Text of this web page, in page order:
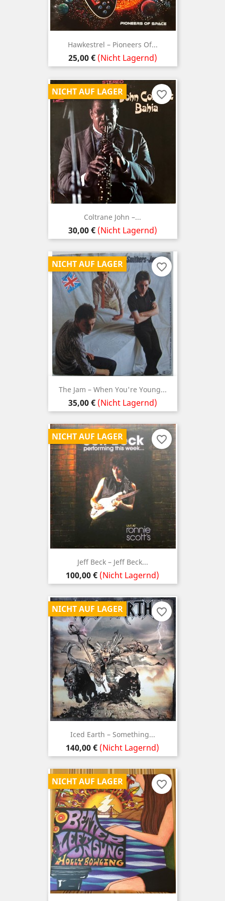
Hawkestrel – Pioneers Of...
Preis
25,00 € (Nicht Lagernd)
Coltrane John ‎–...
Preis
30,00 € (Nicht Lagernd)
NICHT AUF LAGER favorite_border
The Jam – When You're Young...
Preis
35,00 € (Nicht Lagernd)
NICHT AUF LAGER favorite_border
Jeff Beck – Jeff Beck...
Preis
100,00 € (Nicht Lagernd)
NICHT AUF LAGER favorite_border
Iced Earth ‎– Something...
Preis
140,00 € (Nicht Lagernd)
NICHT AUF LAGER favorite_border
NICHT AUF LAGER favorite_border